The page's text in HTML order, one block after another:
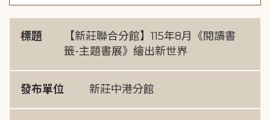
標題
【新莊聯合分館】115年8月《閱讀書
籤-主題書展》繪出新世界
發布單位 新莊中港分館